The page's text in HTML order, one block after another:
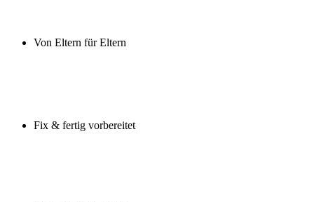
Von Eltern für Eltern
Fix & fertig vorbereitet